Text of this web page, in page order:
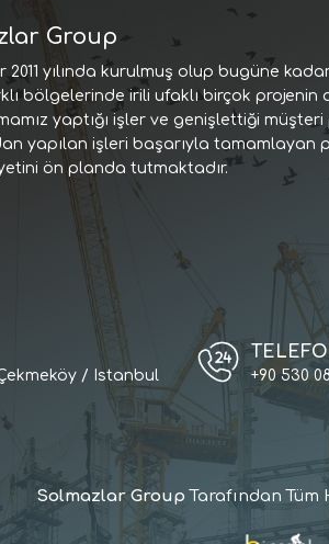
Group
2011 yılında kurulmuş olup bugüne
bölgelerinde irili ufaklı birçok projenin
yaptığı işler ve genişlettiği
yapılan işleri başarıyla tamamlayan
ön planda tutmaktadır.
/ Istanbul +90 530
Solmazlar Group Tarafından Tüm